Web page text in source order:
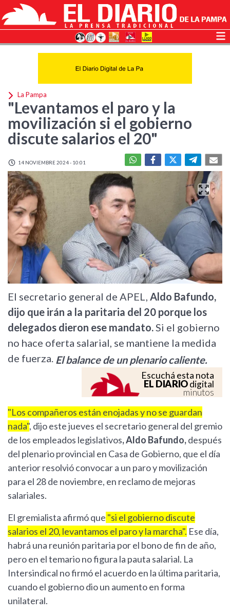
La Pampa
"Levantamos el paro y la
movilización si el gobierno
discute salarios el 20"
14 NOVIEMBRE 2024 - 10:01
El secretario general de APEL, Aldo Bafundo,
dijo que irán a la paritaria del 20 porque los
delegados dieron ese mandato.Si el gobierno
no hace oferta salarial, se mantiene la medida
de fuerza. El balance de un plenario caliente.
Escuchá esta nota
EL DIARIOdigital
minutos
"Los compañeros están enojadas y no se guardan
nada", dijo este jueves el secretario general del gremio
de los empleados legislativos, Aldo Bafundo,después
del plenario provincial en Casa de Gobierno, que el día
anterior resolvió convocar a un paro y movilización
para el 28 de noviembre, en reclamo de mejoras
salariales.
El gremialista afirmó que "si el gobierno discute
salarios el 20, levantamos el paro y la marcha". Ese día,
habrá una reunión paritaria por el bono de fin de año,
pero en el temario no figura la pauta salarial. La
Intersindical no firmó el acuerdo en la última paritaria,
cuando el gobierno dio un aumento en forma
unilateral.